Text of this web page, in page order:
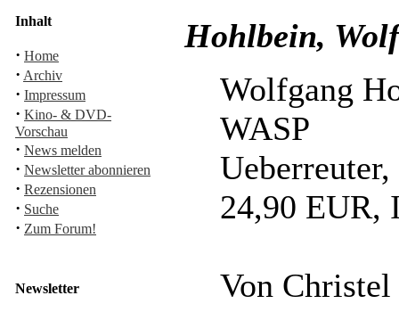
Inhalt
· Home
· Archiv
· Impressum
· Kino- & DVD-
Vorschau
· News melden
· Newsletter abonnieren
· Rezensionen
· Suche
· Zum Forum!
Newsletter
Hohlbein,
Wolfgang
WASP
24,90 EUR,
Von Christel